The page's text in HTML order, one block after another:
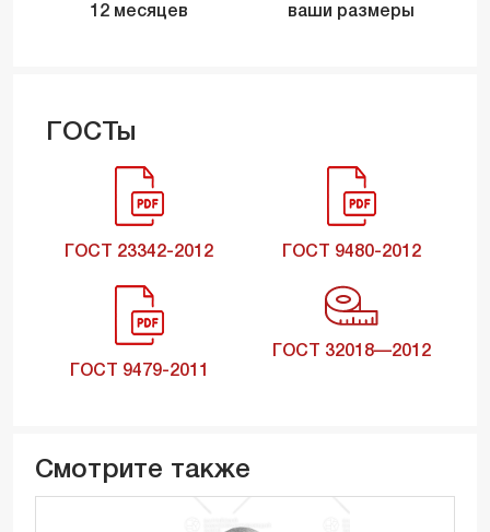
12 месяцев
ваши размеры
ГОСТы
ГОСТ 23342-2012 ГОСТ 9480-2012
ГОСТ 9479-2011
ГОСТ 32018—2012
Смотрите также